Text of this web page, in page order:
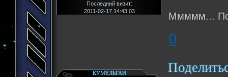
Последний визит:
2011-02-17 14:43:03
Ммммм...
0
КУМЕЛЬГАН